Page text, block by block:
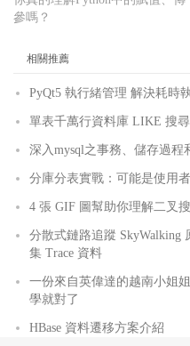
參嗎？
相關推薦
PyQt5 執行緒管理 解決耗時
單表千萬行資料庫 LIKE 搜
深入mysql之事務、儲存過程
分庫分表實戰：可能是使用
4 張 GIF 圖幫助你理解二叉
分散式鏈路追蹤
集 Trace 資料
一份來自英偉達的越南小姐
學就對了
HBase 資料遷移方案介紹